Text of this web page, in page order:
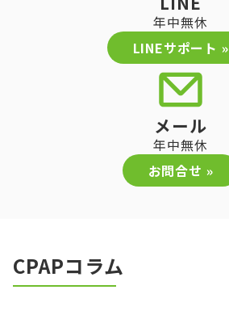
年中無休
LINEサポート »
メール
年中無休
お問合せ »
CPAPコラム